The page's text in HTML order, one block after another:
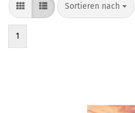
Sortieren nach
Sortieren nach
1